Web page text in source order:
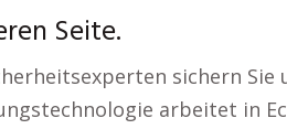
Seite.
sichern Sie
arbeitet in